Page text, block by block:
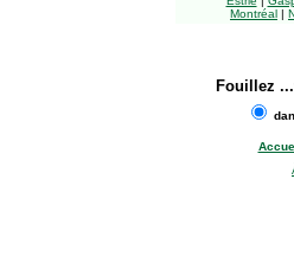
Montréal |
Fouillez